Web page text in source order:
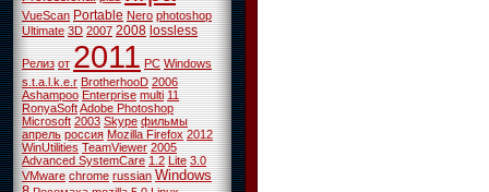
VueScan Portable Nero photoshop
Ultimate 3D 2007 2008 lossless
Релиз от 2011 PC Windows
s.t.a.l.k.e.r BrotherhooD 2006
Ashampoo Enterprise multi 11
RonyaSoftAdobe Photoshop
Microsoft 2003 Skype фильмы
апрель россия Mozilla Firefox 2012
WinUtilities TeamViewer 2005
Advanced SystemCare 1.2 Lite 3.0
VMware chrome russian Windows